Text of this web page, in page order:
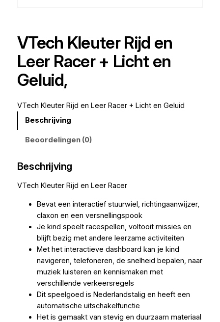
VTech Kleuter Rijd en
Leer Racer + Licht en
Geluid,
VTech Kleuter Rijd en Leer Racer + Licht en Geluid
Beschrijving
Beoordelingen (0)
Beschrijving
VTech Kleuter Rijd en Leer Racer
Bevat een interactief stuurwiel, richtingaanwijzer,
claxon en een versnellingspook
Je kind speelt racespellen, voltooit missies en
blijft bezig met andere leerzame activiteiten
Met het interactieve dashboard kan je kind
navigeren, telefoneren, de snelheid bepalen, naar
muziek luisteren en kennismaken met
verschillende verkeersregels
Dit speelgoed is Nederlandstalig en heeft een
automatische uitschakelfunctie
Het is gemaakt van stevig en duurzaam materiaal